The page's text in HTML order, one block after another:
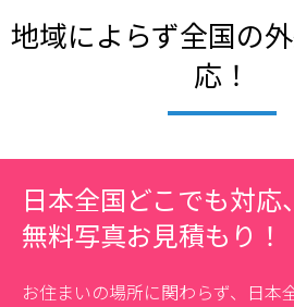
地域によらず全国の
応！
日本全国どこでも対応
無料写真お見積もり！
お住まいの場所に関わらず、日本